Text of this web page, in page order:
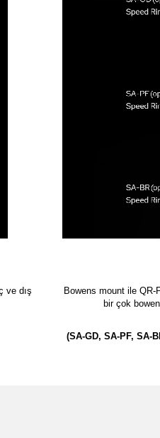
ve dış
Bowens mount ile
bir çok
(SA-GD, SA-PF,